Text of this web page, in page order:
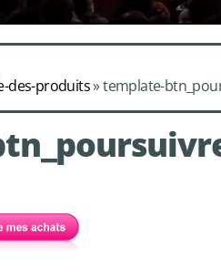
et
de
le choeur de chambre
des-produits»template-